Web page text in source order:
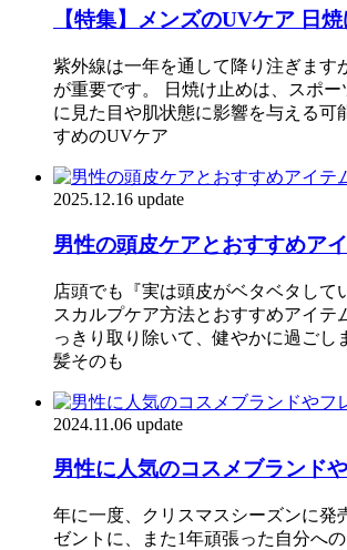
【特集】メンズのUVケア 日
紫外線は一年を通して降り注ぎます
が重要です。 日焼け止めは、スポ
に見た目や肌状態に影響を与える
すめのUVケア
2025.12.16 update
男性の頭皮ケアとおすすめア
店頭でも『実は頭皮がベタベタし
スカルプケア方法とおすすめアイ
っきり取り除いて、健やかに過ごし
髪そのも
2024.11.06 update
男性に人気のコスメブランド
年に一度、クリスマスシーズンに発
ゼントに、また1年頑張った自分へ